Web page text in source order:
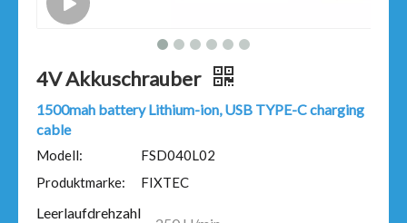
4V Akkuschrauber
1500mah battery Lithium-ion, USB TYPE-C charging
cable
Modell:
FSD040L02
Produktmarke:
FIXTEC
Leerlaufdrehzahl